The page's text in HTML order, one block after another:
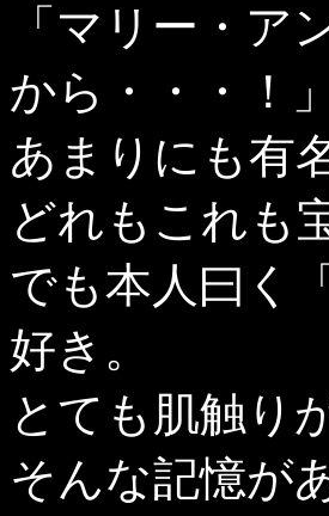
「マリー・
から・・・！」
あまりにも有
どれもこれも
でも本人曰く
好き。
とても肌触り
そんな記憶が